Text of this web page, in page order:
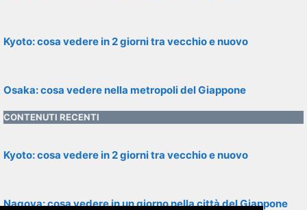
Kyoto: cosa vedere in 2 giorni tra vecchio e nuovo
Osaka: cosa vedere nella metropoli del Giappone
CONTENUTI RECENTI
Kyoto: cosa vedere in 2 giorni tra vecchio e nuovo
Nagoya: cosa vedere in un giorno nella città del Giappone